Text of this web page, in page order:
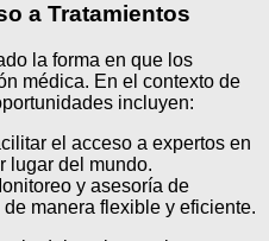
a Tratamientos
la forma en que los
médica. En el contexto de
incluyen:
el acceso a expertos en
lugar del mundo.
y asesoría de
manera flexible y eficiente.